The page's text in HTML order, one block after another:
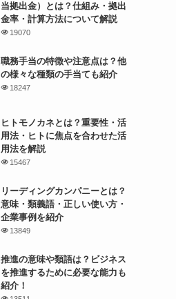
当拠出金）とは？仕組み・拠出
金率・計算方法について解説
19070
職務手当の特徴や注意点は？他
の様々な種類の手当ても紹介
18247
ヒトモノカネとは？重要性・活
用法・ヒトに焦点を合わせた活
用法を解説
15467
リーディングカンパニーとは？
意味・類義語・正しい使い方・
企業事例を紹介
13849
推進の意味や類語は？ビジネス
を推進するために必要な能力も
紹介！